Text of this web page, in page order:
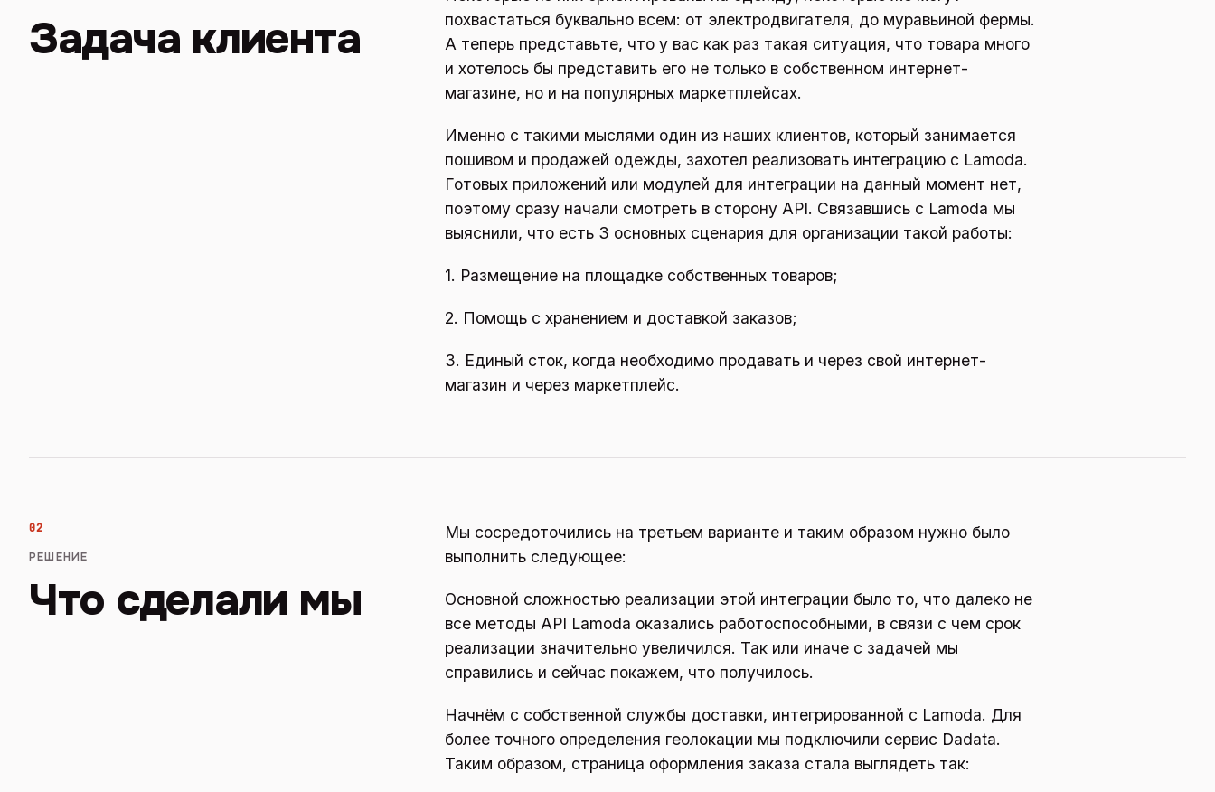
Задача клиента
похвастаться буквально всем: от электродвигателя, до муравьиной фермы.
А теперь представьте, что у вас как раз такая ситуация, что товара много
и хотелось бы представить его не только в собственном интернет-
магазине, но и на популярных маркетплейсах.
Именно с такими мыслями один из наших клиентов, который занимается
пошивом и продажей одежды, захотел реализовать интеграцию с Lamoda.
Готовых приложений или модулей для интеграции на данный момент нет,
поэтому сразу начали смотреть в сторону API. Связавшись с Lamoda мы
выяснили, что есть 3 основных сценария для организации такой работы:
1. Размещение на площадке собственных товаров;
2. Помощь с хранением и доставкой заказов;
3. Единый сток, когда необходимо продавать и через свой интернет-
магазин и через маркетплейс.
02
РЕШЕНИЕ
Что сделали мы
Мы сосредоточились на третьем варианте и таким образом нужно было
выполнить следующее:
Основной сложностью реализации этой интеграции было то, что далеко не
все методы API Lamoda оказались работоспособными, в связи с чем срок
реализации значительно увеличился. Так или иначе с задачей мы
справились и сейчас покажем, что получилось.
Начнём с собственной службы доставки, интегрированной с Lamoda. Для
более точного определения геолокации мы подключили сервис Dadata.
Таким образом, страница оформления заказа стала выглядеть так: